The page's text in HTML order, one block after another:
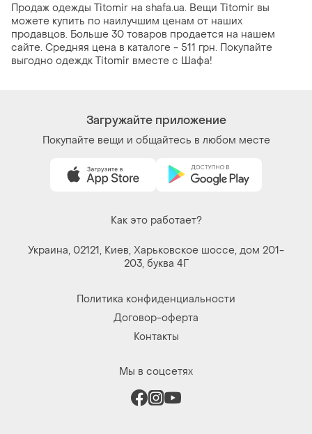
Продаж одежды Titomir на shafa.ua. Вещи Titomir вы
можете купить по наилучшим ценам от наших
продавцов. Больше 30 товаров продается на нашем
сайте. Средняя цена в каталоге - 511 грн. Покупайте
выгодно одеждк Titomir вместе с Шафа!
Загружайте приложение
Покупайте вещи и общайтесь в любом месте
Как это работает?
Украина, 02121, Киев, Харьковское шоссе, дом 201-
203, буква 4Г
Политика конфиденциальности
Договор-оферта
Контакты
Мы в соцсетях